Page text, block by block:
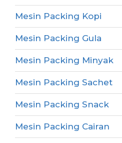
Mesin Packing Kopi
Mesin Packing Gula
Mesin Packing Minyak
Mesin Packing Sachet
Mesin Packing Snack
Mesin Packing Cairan